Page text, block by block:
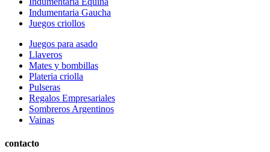
Indumentaria Gaucha
Juegos criollos
Juegos para asado
Llaveros
Mates y bombillas
Plateria criolla
Pulseras
Regalos Empresariales
Sombreros Argentinos
Vainas
contacto